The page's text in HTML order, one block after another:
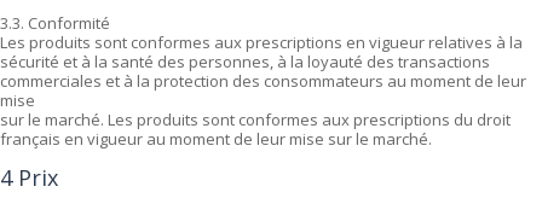
3.3. Conformité
Les produits sont conformes aux prescriptions en vigueur relatives à la
sécurité et à la santé des personnes, à la loyauté des transactions
commerciales et à la protection des consommateurs au moment de leur
mise
sur le marché. Les produits sont conformes aux prescriptions du droit
français en vigueur au moment de leur mise sur le marché.
4 Prix